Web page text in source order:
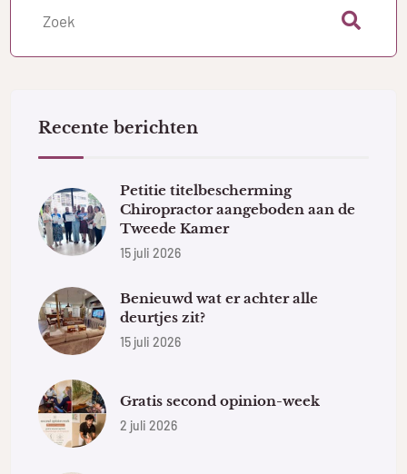
Recente berichten
Petitie titelbescherming
Chiropractor aangeboden aan de
Tweede Kamer
15 juli 2026
Benieuwd wat er achter alle
deurtjes zit?
15 juli 2026
Gratis second opinion-week
2 juli 2026